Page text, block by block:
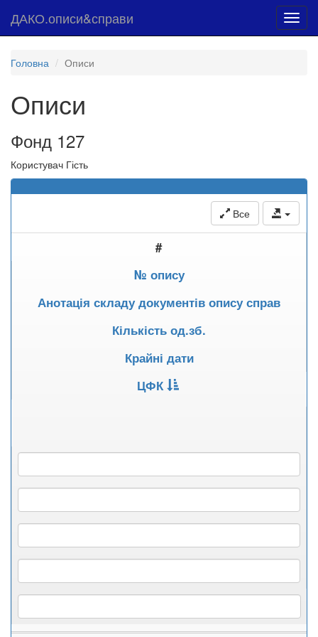
ДАКО.описи&справи
Головна Описи
Описи
Фонд 127
Користувач Гість
Все
#
№ опису
Анотація складу документів опису справ
Кількість од.зб.
Крайні дати
ЦФК